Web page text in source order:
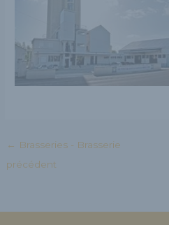
← Brasseries - Brasserie
précédent